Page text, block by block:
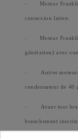
- Moteur
connexion laiton.
- Moteur
génération) avec
- Autres
condensateur de 40
- Avant tout
branchement